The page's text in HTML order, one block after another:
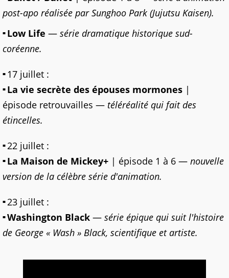
post-apo réalisée par Sunghoo Park (Jujutsu Kaisen).
Low Life — série dramatique historique sud-
coréenne.
17 juillet :
La vie secrète des épouses mormones |
épisode retrouvailles — téléréalité qui fait des
étincelles.
22 juillet :
La Maison de Mickey+ | épisode 1 à 6 — nouvelle
version de la célèbre série d'animation.
23 juillet :
Washington Black — série épique qui suit l'histoire
de George « Wash » Black, scientifique et artiste.